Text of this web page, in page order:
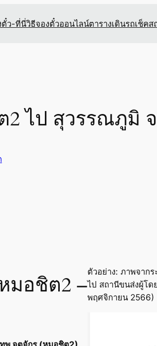
ตั๋ว-ที่นี่วิธีจองตั๋วออนไลน์ตารางเดินรถเช็คส
ไป สุวรรณภูมิ
มอชิต2 –ตัวอย่าง: ภาพจาก
ไป สถานีขนส่งผู้โด
พฤศจิกายน 2566)